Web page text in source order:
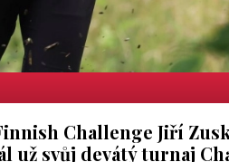
Challenge Jiří
už svůj devátý turnaj